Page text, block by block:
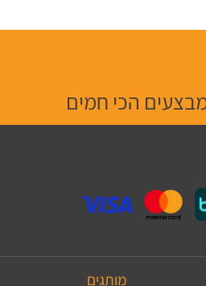
הכי חמים
מותגים